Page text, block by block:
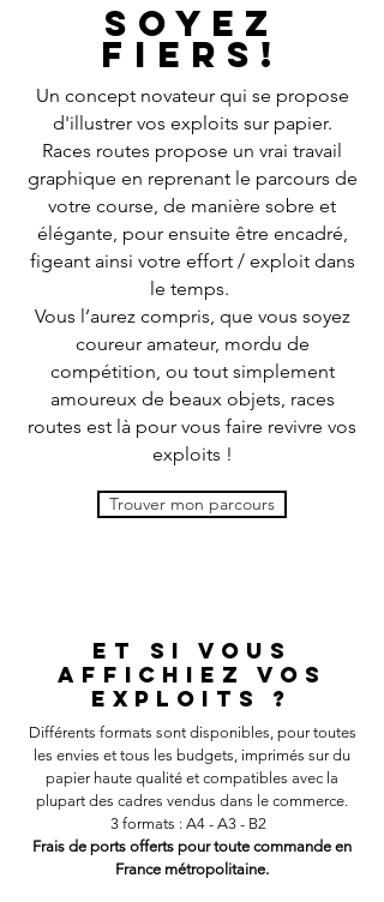
Soyez
fiers!
Un concept novateur qui se propose
d'illustrer vos exploits sur papier.
Races routes propose un vrai travail
graphique en reprenant le parcours de
votre course, de manière sobre et
élégante, pour ensuite être encadré,
figeant ainsi votre effort / exploit dans
le temps.
Vous l’aurez compris, que vous soyez
coureur amateur, mordu de
compétition, ou tout simplement
amoureux de beaux objets, races
routes est là pour vous faire revivre vos
exploits !
Trouver mon parcours
et si vous
affichiez vos
exploits ?
Différents formats sont disponibles, pour toutes
les envies et tous les budgets, imprimés sur du
papier haute qualité et compatibles avec la
plupart des cadres vendus dans le commerce.
3 formats : A4 - A3 - B2
Frais de ports offerts pour toute commande en
France métropolitaine.